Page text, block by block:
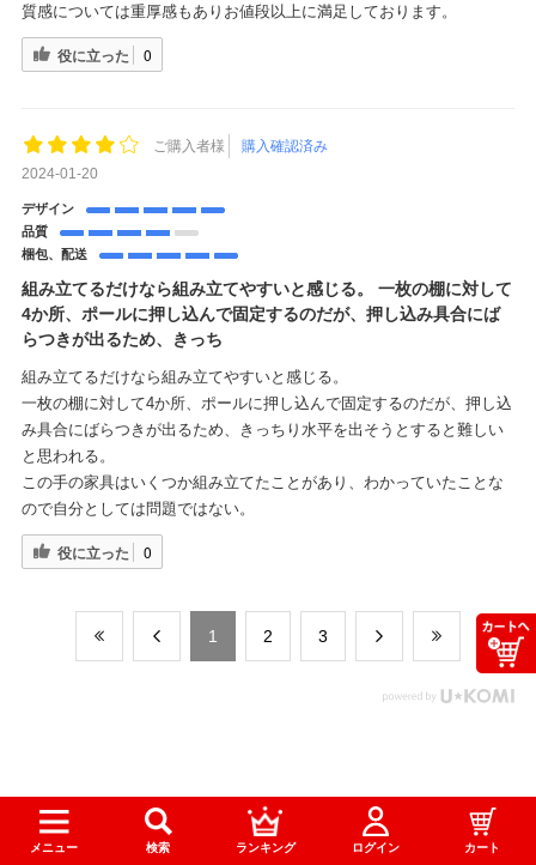
質感については重厚感もありお値段以上に満足しております。
役に立った 0
ご購入者様
購入確認済み
2024-01-20
デザイン
品質
梱包、配送
組み立てるだけなら組み立てやすいと感じる。 一枚の棚に対して
4か所、ポールに押し込んで固定するのだが、押し込み具合にば
らつきが出るため、きっち
組み立てるだけなら組み立てやすいと感じる。
一枚の棚に対して4か所、ポールに押し込んで固定するのだが、押し込
み具合にばらつきが出るため、きっちり水平を出そうとすると難しい
と思われる。
この手の家具はいくつか組み立てたことがあり、わかっていたことな
ので自分としては問題ではない。
役に立った 0
​1 ​2 ​3
お買い物ガイド
メニュー 検索 ランキング ログイン カート